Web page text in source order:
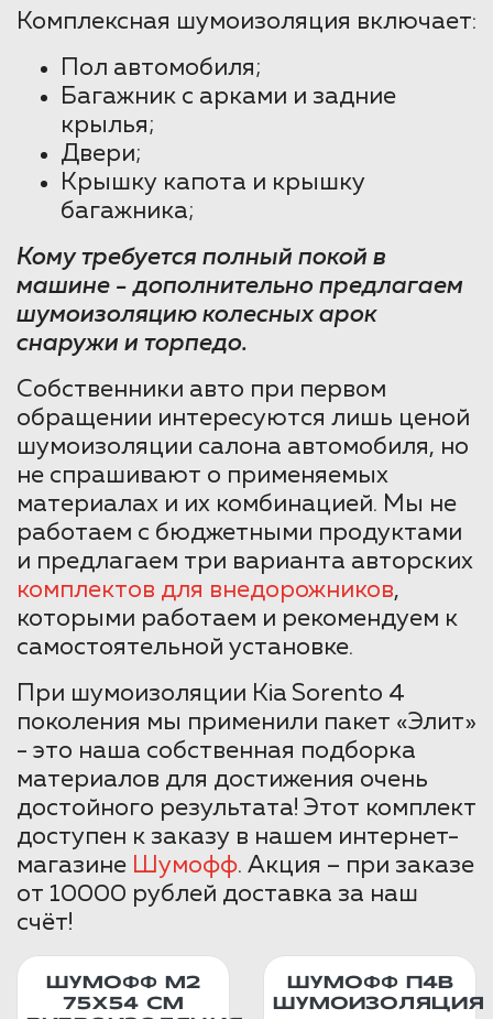
Комплексная шумоизоляция включает:
Пол автомобиля;
Багажник с арками и задние
крылья;
Двери;
Крышку капота и крышку
багажника;
Кому требуется полный покой в
машине - дополнительно предлагаем
шумоизоляцию колесных арок
снаружи и торпедо.
Собственники авто при первом
обращении интересуются лишь ценой
шумоизоляции салона автомобиля, но
не спрашивают о применяемых
материалах и их комбинацией. Мы не
работаем с бюджетными продуктами
и предлагаем три варианта авторских
комплектов для внедорожников,
которыми работаем и рекомендуем к
самостоятельной установке.
При шумоизоляции Kia Sorento 4
поколения мы применили пакет «Элит»
- это наша собственная подборка
материалов для достижения очень
достойного результата! Этот комплект
доступен к заказу в нашем интернет-
магазине Шумофф. Акция – при заказе
от 10000 рублей доставка за наш
счёт!
ШУМОФФ М2
75X54 СМ
ШУМОФФ П4В
ШУМОИЗОЛЯЦИЯ